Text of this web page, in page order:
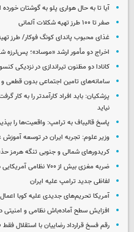
آیا تا به حال هواری پلو به گوشتان
صفر تا ۱۰۰ طرز تهیه شکلات آلمانی
غذای محبوب پاندای کونگ فوکار/ طرز
اخراج دو مأمور ارشد «موساد»؛
کانادا دو مظنون تیراندازی در نزدیکی
سامانه‌های تامین اجتماعی بدون قطعی
پزشکیان: باید افراد کارآمدتر را به
نیاید
پاسخ قالیباف به ترامپ: واقعیت‌ها را
وزیر علوم: تجربه ایران در توسعه آموزش
کریدورهای شمالی و جنوبی تنگه هرمز
ضربه مغزی بیش از ۷۰۰ نظامی آمریکایی در حملات ایران
لفاظی جدید ترامپ علیه ایران
آمریکا تحریم‌های جدیدی علیه کوبا
افزایش سطح آماده‌باش نظامی و امنیتی
رقم فسخ قرارداد رضاییان با استقلال فقط ۱۰۰میلیون تومان!